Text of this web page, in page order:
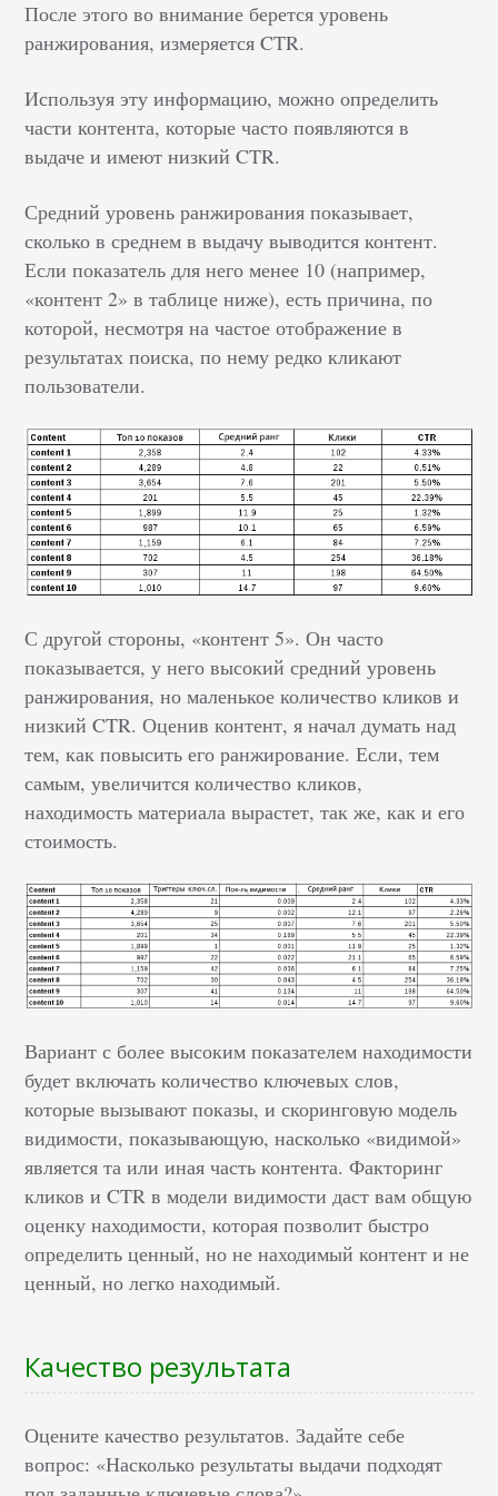
После этого во внимание берется уровень
ранжирования, измеряется CTR.
Используя эту информацию, можно определить
части контента, которые часто появляются в
выдаче и имеют низкий CTR.
Средний уровень ранжирования показывает,
сколько в среднем в выдачу выводится контент.
Если показатель для него менее 10 (например,
«контент 2» в таблице ниже), есть причина, по
которой, несмотря на частое отображение в
результатах поиска, по нему редко кликают
пользователи.
С другой стороны, «контент 5». Он часто
показывается, у него высокий средний уровень
ранжирования, но маленькое количество кликов и
низкий CTR. Оценив контент, я начал думать над
тем, как повысить его ранжирование. Если, тем
самым, увеличится количество кликов,
находимость материала вырастет, так же, как и его
стоимость.
Вариант с более высоким показателем находимости
будет включать количество ключевых слов,
которые вызывают показы, и скоринговую модель
видимости, показывающую, насколько «видимой»
является та или иная часть контента. Факторинг
кликов и CTR в модели видимости даст вам общую
оценку находимости, которая позволит быстро
определить ценный, но не находимый контент и не
ценный, но легко находимый.
Качество результата
Оцените качество результатов. Задайте себе
вопрос: «Насколько результаты выдачи подходят